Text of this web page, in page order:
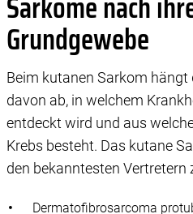
Grundgewebe
Beim kutanen Sarkom hängt
davon ab, in welchem
entdeckt wird und aus
Krebs besteht. Das kutane
den bekanntesten Vertretern
Dermatofibrosarcoma